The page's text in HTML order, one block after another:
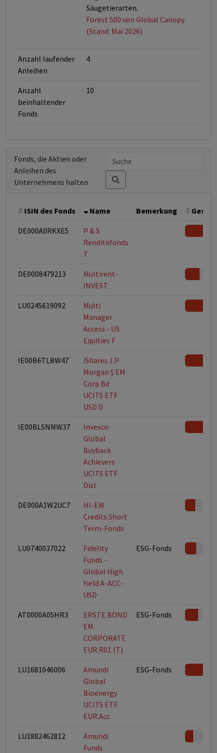
Säugetierarten.
Forest 500 von Global Canopy
(Stand: Mai 2026)
Anzahl laufender
Anleihen
4
Anzahl
beinhaltender
Fonds
10
Fonds, die Aktien oder
Anleihen des
Unternehmens halten
ISIN des Fonds Name Bemerkung
DE000A0RKXE5
P & S
Renditefonds
T
DE0008479213
Multirent-
INVEST
LU0245619092
Multi
Manager
Access - US
Equities F
IE00B6TLBW47
iShares J.P.
Morgan $ EM
Corp Bd
UCITS ETF
USD D
IE00BLSNMW37
Invesco
Global
Buyback
Achievers
UCITS ETF
Dist
DE000A1W2UC7
HI-EM
Credits Short
Term-Fonds
LU0740037022
Fidelity
Funds -
Global High
Yield A-ACC-
USD
ESG-Fonds
AT0000A05HR3
ERSTE BOND
EM
CORPORATE
EUR R01 (T)
ESG-Fonds
LU1681046006
Amundi
Global
Bioenergy
UCITS ETF
EUR Acc
ESG-Fonds
LU1882462812
Amundi
Funds